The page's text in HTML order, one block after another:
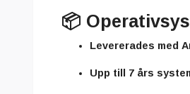
📦
Levererades med
Upp till 7 års